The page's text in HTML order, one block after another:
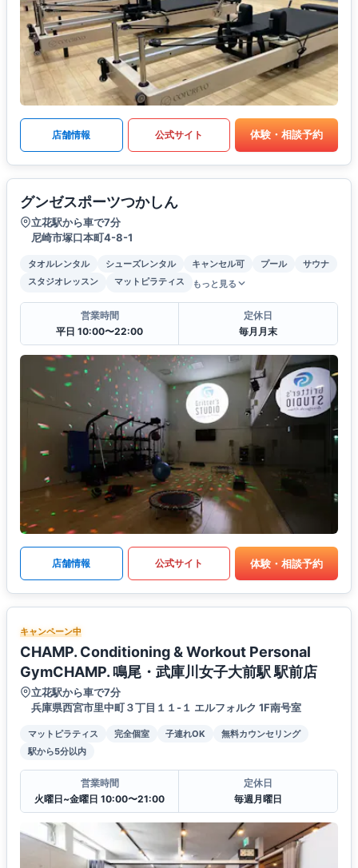
店舗情報 公式サイト 体験・相談予約
グンゼスポーツつかしん
立花駅から車で7分
尼崎市塚口本町4-8-1
タオルレンタル シューズレンタル キャンセル可 プール
サウナ
スタジオレッスン
マットピラティス もっと見る
営業時間
平日 10:00〜22:00
定休日
毎月月末
店舗情報 公式サイト 体験・相談予約
キャンペーン中
CHAMP. Conditioning & Workout Personal
GymCHAMP. 鳴尾・武庫川女子大前駅 駅前店
立花駅から車で7分
兵庫県西宮市里中町３丁目１１-１ エルフォルク 1F南号室
マットピラティス 完全個室 子連れOK
無料カウンセリング
駅から5分以内
営業時間
火曜日~金曜日 10:00〜21:00
定休日
毎週月曜日